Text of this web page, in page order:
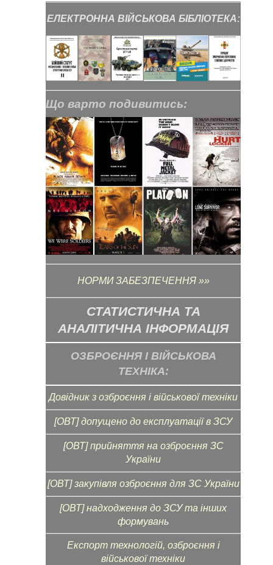
ЕЛЕКТРОННА ВІЙСЬКОВА БІБЛІОТЕКА:
Що варто подивитись:
НОРМИ ЗАБЕЗПЕЧЕННЯ »»
СТАТИСТИЧНА ТА
АНАЛІТИЧНА ІНФОРМАЦІЯ
ОЗБРОЄННЯ І ВІЙСЬКОВА
ТЕХНІКА:
Довідник з озброєння і військової техніки
[ОВТ] допущено до експлуатації в ЗСУ
[ОВТ] прийняття на озброєння ЗС
України
[ОВТ] закупівля озброєння для ЗС України
[ОВТ] надходження до ЗСУ та інших
формувань
Експорт технологій, озброєння і
військової техніки